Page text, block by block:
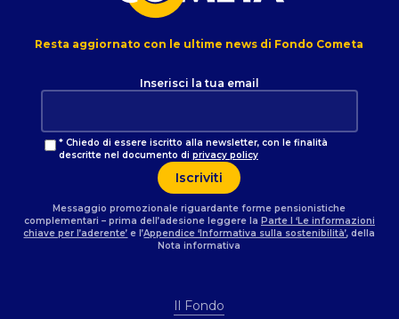
Resta aggiornato con le ultime news di Fondo Cometa
Inserisci la tua email
* Chiedo di essere iscritto alla newsletter, con le finalità
descritte nel documento di privacy policy
Messaggio promozionale riguardante forme pensionistiche
complementari – prima dell’adesione leggere la Parte I ‘Le informazioni
chiave per l’aderente’ e l’Appendice ‘Informativa sulla sostenibilità’, della
Nota informativa
Il Fondo